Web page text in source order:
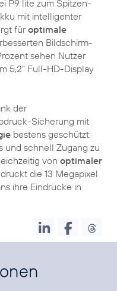
P9 lite zum Spitzen-
mit intelligenter
füroptimale
Bildschirm-
sehen Nutzer
5,2“ Full-HD-Display
der
Sicherung mit
bestens geschützt.
und schnell Zugang zu
von optimaler
die 13 Megapixel
ihre Eindrücke in